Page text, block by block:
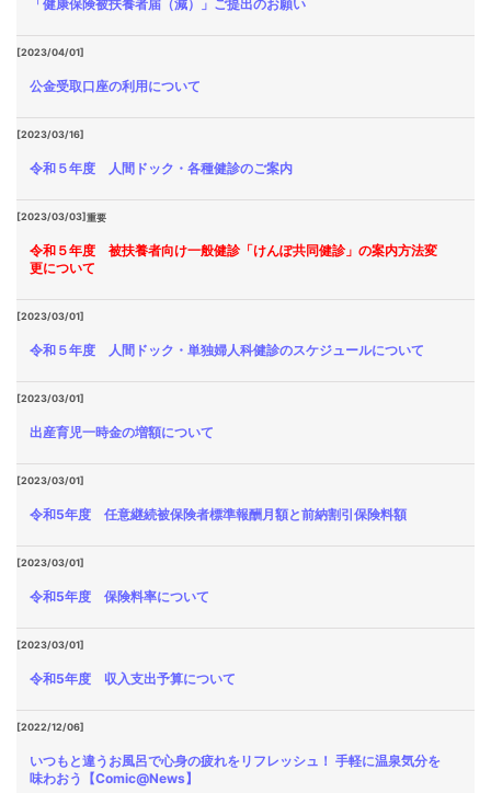
「健康保険被扶養者届（減）」ご提出のお願い
[2023/04/01]
公金受取口座の利用について
[2023/03/16]
令和５年度 人間ドック・各種健診のご案内
[2023/03/03]重要
令和５年度 被扶養者向け一般健診「けんぽ共同健診」の案内方法変
更について
[2023/03/01]
令和５年度 人間ドック・単独婦人科健診のスケジュールについて
[2023/03/01]
出産育児一時金の増額について
[2023/03/01]
令和5年度 任意継続被保険者標準報酬月額と前納割引保険料額
[2023/03/01]
令和5年度 保険料率について
[2023/03/01]
令和5年度 収入支出予算について
[2022/12/06]
いつもと違うお風呂で心身の疲れをリフレッシュ！ 手軽に温泉気分を
味わおう【Comic@News】